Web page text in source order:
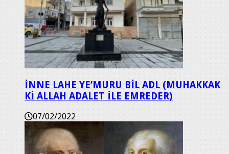
İNNE LAHE YE’MURU BİL ADL (MUHAKKAK
Kİ ALLAH ADALET İLE EMREDER)
07/02/2022